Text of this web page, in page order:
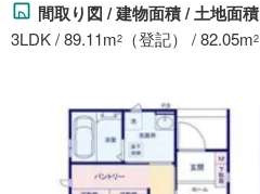
間取り図 / 建物面積 / 土地面積
3LDK / 89.11m2 （登記） / 82.05m2